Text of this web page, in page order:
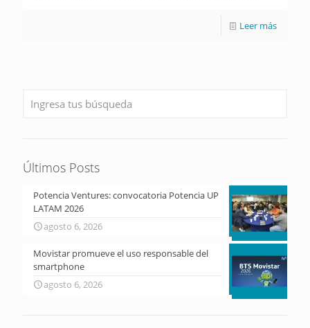
Leer más
Últimos Posts
Potencia Ventures: convocatoria Potencia UP
LATAM 2026
agosto 6, 2026
Movistar promueve el uso responsable del
smartphone
agosto 6, 2026